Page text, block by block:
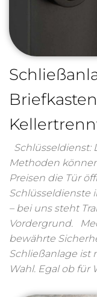
Schlüsseldienst:
Methoden
Preisen die Tür
Schlüsseldienste
– bei uns steht
Vordergrund.
bewährte
Schließanlage ist
Wahl. Egal ob für